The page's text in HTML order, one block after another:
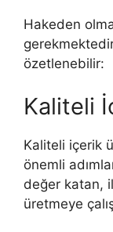
Hakeden
özetlenebilir:
Kaliteli
Kaliteli içerik
önemli
değer katan,
üretmeye